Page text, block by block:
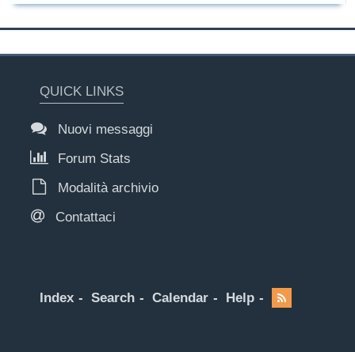
QUICK LINKS
Nuovi messaggi
Forum Stats
Modalità archivio
Contattaci
Index Search Calendar Help